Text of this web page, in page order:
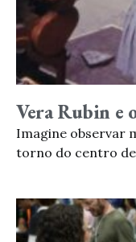
Vera Rubin e
Imagine observar
torno do centro